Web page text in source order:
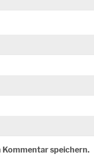
Kommentar speichern.